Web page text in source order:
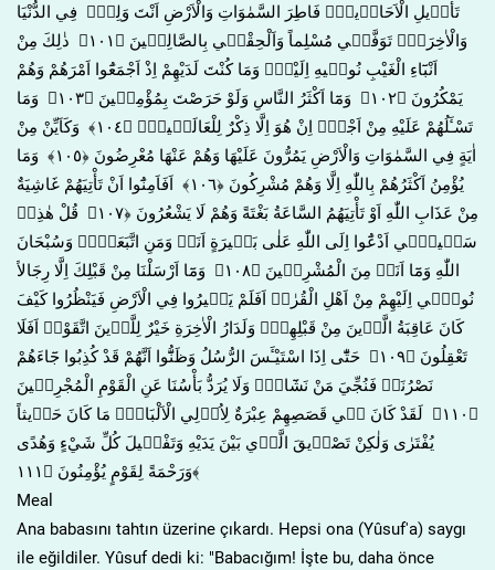
تَأْو۪يلِ الْاَحَاد۪يثِۚ فَاطِرَ السَّمٰوَاتِ وَالْاَرْضِ اَنْتَ وَلِيّ۪ فِي الدُّنْيَا
وَالْاٰخِرَةِۚ تَوَفَّن۪ي مُسْلِماً وَاَلْحِقْن۪ي بِالصَّالِح۪ينَ ﴿١٠١﴾ ذٰلِكَ مِنْ
اَنْبَٓاءِ الْغَيْبِ نُوح۪يهِ اِلَيْكَۚ وَمَا كُنْتَ لَدَيْهِمْ اِذْ اَجْمَعُٓوا اَمْرَهُمْ وَهُمْ
يَمْكُرُونَ ﴿١٠٢﴾ وَمَٓا اَكْثَرُ النَّاسِ وَلَوْ حَرَصْتَ بِمُؤْمِن۪ينَ ﴿١٠٣﴾ وَمَا
تَسْـَٔلُهُمْ عَلَيْهِ مِنْ اَجْرٍۜ اِنْ هُوَ اِلَّا ذِكْرٌ لِلْعَالَم۪ينَ۟ ﴿١٠٤﴾ وَكَاَيِّنْ مِنْ
اٰيَةٍ فِي السَّمٰوَاتِ وَالْاَرْضِ يَمُرُّونَ عَلَيْهَا وَهُمْ عَنْهَا مُعْرِضُونَ ﴿١٠٥﴾ وَمَا
يُؤْمِنُ اَكْثَرُهُمْ بِاللّٰهِ اِلَّا وَهُمْ مُشْرِكُونَ ﴿١٠٦﴾ اَفَاَمِنُٓوا اَنْ تَأْتِيَهُمْ غَاشِيَةٌ
مِنْ عَذَابِ اللّٰهِ اَوْ تَأْتِيَهُمُ السَّاعَةُ بَغْتَةً وَهُمْ لَا يَشْعُرُونَ ﴿١٠٧﴾ قُلْ هٰذِه۪
سَب۪يل۪ٓي اَدْعُٓوا اِلَى اللّٰهِ عَلٰى بَص۪يرَةٍ اَنَا۬ وَمَنِ اتَّبَعَن۪يۜ وَسُبْحَانَ
اللّٰهِ وَمَٓا اَنَا۬ مِنَ الْمُشْرِك۪ينَ ﴿١٠٨﴾ وَمَٓا اَرْسَلْنَا مِنْ قَبْلِكَ اِلَّا رِجَالاً
نُوح۪ٓي اِلَيْهِمْ مِنْ اَهْلِ الْقُرٰىۜ اَفَلَمْ يَس۪يرُوا فِي الْاَرْضِ فَيَنْظُرُوا كَيْفَ
كَانَ عَاقِبَةُ الَّذ۪ينَ مِنْ قَبْلِهِمْۜ وَلَدَارُ الْاٰخِرَةِ خَيْرٌ لِلَّذ۪ينَ اتَّقَوْاۜ اَفَلَا
تَعْقِلُونَ ﴿١٠٩﴾ حَتّٰٓى اِذَا اسْتَيْـَٔسَ الرُّسُلُ وَظَنُّٓوا اَنَّهُمْ قَدْ كُذِبُوا جَٓاءَهُمْ
نَصْرُنَاۙ فَنُجِّيَ مَنْ نَشَٓاءُۜ وَلَا يُرَدُّ بَأْسُنَا عَنِ الْقَوْمِ الْمُجْرِم۪ينَ
﴿١١٠﴾ لَقَدْ كَانَ ف۪ي قَصَصِهِمْ عِبْرَةٌ لِاُو۬لِي الْاَلْبَابِۜ مَا كَانَ حَد۪يثاً
يُفْتَرٰى وَلٰكِنْ تَصْد۪يقَ الَّذ۪ي بَيْنَ يَدَيْهِ وَتَفْص۪يلَ كُلِّ شَيْءٍ وَهُدًى
وَرَحْمَةً لِقَوْمٍ يُؤْمِنُونَ ﴿١١١﴾
Meal
Ana babasını tahtın üzerine çıkardı. Hepsi ona (Yûsuf'a) saygı
ile eğildiler. Yûsuf dedi ki: "Babacığım! İşte bu, daha önce